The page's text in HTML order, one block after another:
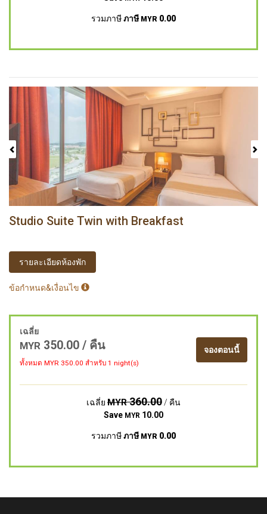
รวมภาษีภาษี MYR 0.00
Previous
Studio Suite Twin with Breakfast
รายละเอียดห้องพัก
ข้อกำหนด&เงื่อนไข
เฉลี่ย
MYR 350.00 / คืน
ทั้งหมด MYR 350.00 สำหรับ 1 night(s)
จองตอนนี้
เฉลี่ย MYR360.00 / คืน
Save MYR 10.00
รวมภาษีภาษี MYR 0.00